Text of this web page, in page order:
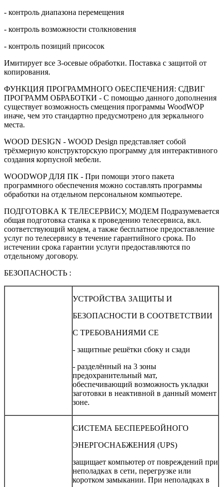
- контроль диапазона перемещения
- контроль возможности столкновения
- контроль позиций присосок
Имитирует все 3-осевые обработки. Поставка с защитой от
копирования.
ФУНКЦИЯ ПРОГРАММНОГО ОБЕСПЕЧЕНИЯ: СДВИГ
ПРОГРАММ ОБРАБОТКИ - С помощью данного дополнения
существует возможность смещения программы WoodWOP
иначе, чем это стандартно предусмотрено для зеркального
места.
WOOD DESIGN - WOOD Design представляет собой
трёхмерную конструкторскую программу для интерактивного
создания корпусной мебели.
WOODWOP ДЛЯ ПК - При помощи этого пакета
программного обеспечения можно составлять программы
обработки на отдельном персональном компьютере.
ПОДГОТОВКА К ТЕЛЕСЕРВИСУ, МОДЕМ Подразумевается
общая подготовка станка к проведению телесервиса, вкл.
соответствующий модем, а также бесплатное предоставление
услуг по телесервису в течение гарантийного срока. По
истечении срока гарантии услуги предоставляются по
отдельному договору.
БЕЗОПАСНОСТЬ :
УСТРОЙСТВА ЗАЩИТЫ И
БЕЗОПАСНОСТИ В СООТВЕТСТВИИ
С ТРЕБОВАНИЯМИ СЕ
- защитные решётки сбоку и сзади
- разделённый на 3 зоны
предохранительный мат,
обеспечивающий возможность укладки
заготовки в неактивной в данный момент
зоне.
СИСТЕМА БЕСПЕРЕБОЙНОГО
ЭНЕРГОСНАБЖЕНИЯ (UPS)
защищает компьютер от повреждений при
неполадках в сети, перегрузке или
коротком замыкании. При неполадках в